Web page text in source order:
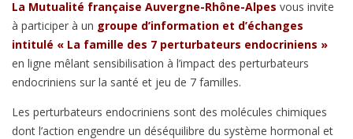
La Mutualité française Auvergne-Rhône-Alpes vous invite
à participer à un groupe d’information et d’échanges
intitulé « La famille des 7 perturbateurs endocriniens »
en ligne mêlant sensibilisation à l’impact des perturbateurs
endocriniens sur la santé et jeu de 7 familles.
Les perturbateurs endocriniens sont des molécules chimiques
dont l’action engendre un déséquilibre du système hormonal et